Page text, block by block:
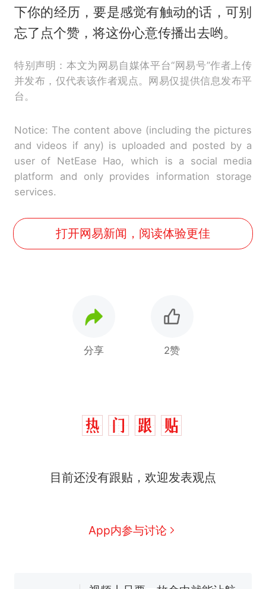
下你的经历，要是感觉有触动的话，可别
忘了点个赞，将这份心意传播出去哟。
特别声明：本文为网易自媒体平台“网易号”作者上传
并发布，仅代表该作者观点。网易仅提供信息发布平
台。
Notice: The content above (including the pictures
and videos if any) is uploaded and posted by a
user of NetEase Hao, which is a social media
platform and only provides information storage
services.
打开网易新闻，阅读体验更佳
分享 2赞
目前还没有跟贴，欢迎发表观点
App内参与讨论
全部作废，公平么？
国大使骑行绕了几乎整个国境
线一圈，还曾两次到中国寻根
搬家报价570元，搬到楼下交